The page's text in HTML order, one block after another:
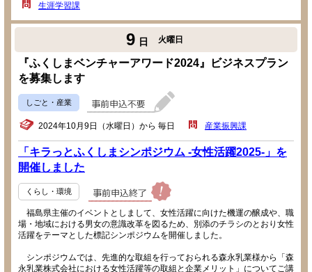
生涯学習課
9 日 火曜日
『ふくしまベンチャーアワード2024』ビジネスプラン
を募集します
しごと・産業
2024年10月9日（水曜日）から 毎日 産業振興課
「キラっとふくしまシンポジウム -女性活躍2025-」を
開催しました
くらし・環境
福島県主催のイベントとしまして、女性活躍に向けた機運の醸成や、職
場・地域における男女の意識改革を図るため、別添のチラシのとおり女性
活躍をテーマとした標記シンポジウムを開催しました。
シンポジウムでは、先進的な取組を行っておられる森永乳業様から「森
永乳業株式会社における女性活躍等の取組と企業メリット」についてご講